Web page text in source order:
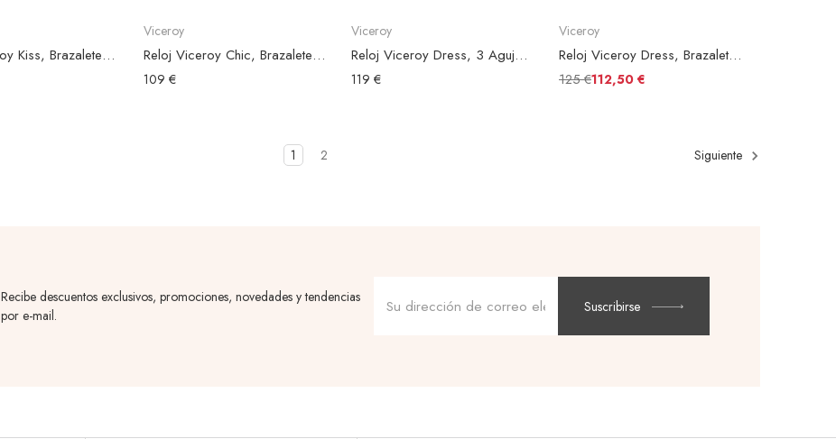
Reloj Viceroy Kiss, Brazalete Malla Acero Negro, Esfera Negra
Viceroy
Reloj Viceroy Chic, Brazalete Acero Plateado, Esfera Azul Circonitas
109 €
Viceroy
Reloj Viceroy Dress, 3 Agujas, Brazalete Acero Malla Oro Rosa, Esfera Blanca
119 €
Viceroy
Reloj Viceroy Dress, Brazalete Acero Malla Negro, Esfera Negra
125 €112,50 €
1 2 Siguiente
Recibe descuentos exclusivos, promociones, novedades y tendencias
por e-mail.
de
Suscribirse